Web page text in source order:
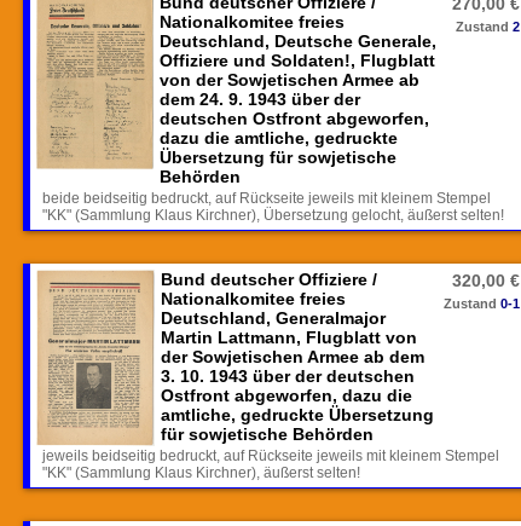
Zustand 2
Nationalkomitee freies
Deutschland, Deutsche Generale,
Offiziere und Soldaten!, Flugblatt
von der Sowjetischen Armee ab
dem 24. 9. 1943 über der
deutschen Ostfront abgeworfen,
dazu die amtliche, gedruckte
Übersetzung für sowjetische
Behörden
beide beidseitig bedruckt, auf Rückseite jeweils mit kleinem Stempel
"KK" (Sammlung Klaus Kirchner), Übersetzung gelocht, äußerst selten!
320,00 €
Zustand 0-1
Bund deutscher Offiziere /
Nationalkomitee freies
Deutschland, Generalmajor
Martin Lattmann, Flugblatt von
der Sowjetischen Armee ab dem
3. 10. 1943 über der deutschen
Ostfront abgeworfen, dazu die
amtliche, gedruckte Übersetzung
für sowjetische Behörden
jeweils beidseitig bedruckt, auf Rückseite jeweils mit kleinem Stempel
"KK" (Sammlung Klaus Kirchner), äußerst selten!